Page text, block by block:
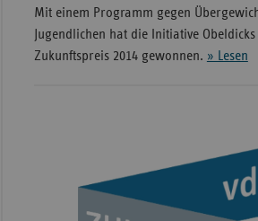
Mit einem Programm gegen
Jugendlichen hat die Initiative
Zukunftspreis 2014 gewonnen. » Lesen